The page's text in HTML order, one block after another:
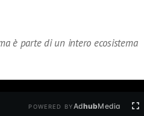
è parte di un intero ecosistema
POWERED BYAdhubMedia